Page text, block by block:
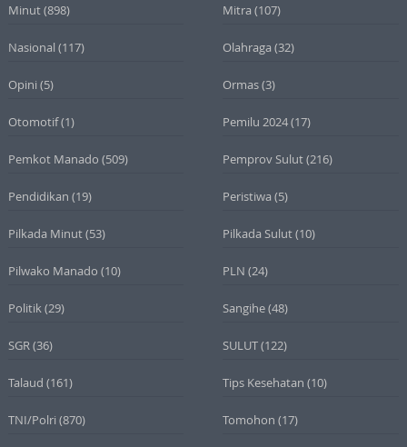
Minut(898) Mitra (107)
Nasional (117) Olahraga (32)
Opini (5) Ormas(3)
Otomotif(1) Pemilu 2024(17)
Pemkot Manado (509) Pemprov Sulut(216)
Pendidikan (19) Peristiwa (5)
Pilkada Minut(53) Pilkada Sulut(10)
Pilwako Manado (10) PLN (24)
Politik (29) Sangihe(48)
SGR (36) SULUT(122)
Talaud (161) Tips Kesehatan (10)
TNI/Polri (870) Tomohon (17)